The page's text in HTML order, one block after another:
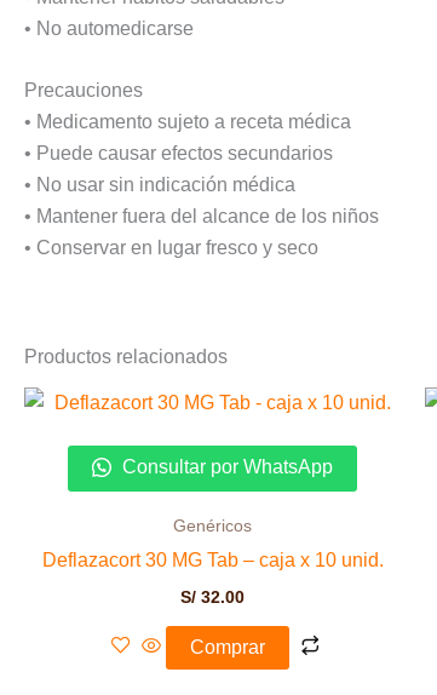
• No automedicarse
Precauciones
• Medicamento sujeto a receta médica
• Puede causar efectos secundarios
• No usar sin indicación médica
• Mantener fuera del alcance de los niños
• Conservar en lugar fresco y seco
Productos relacionados
Consultar por WhatsApp
Genéricos
Deflazacort 30 MG Tab – caja x 10 unid.
S/ 32.00
Comprar